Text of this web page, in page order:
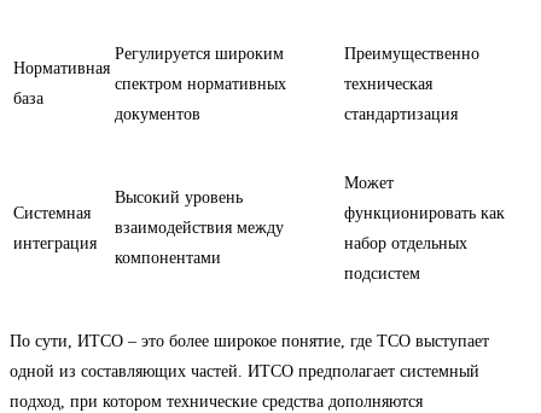
Нормативная
база
Регулируется широким
спектром нормативных
документов
Преимущественно
техническая
стандартизация
Системная
интеграция
Высокий уровень
взаимодействия между
компонентами
Может
функционировать как
набор отдельных
подсистем
По сути, ИТСО – это более широкое понятие, где ТСО выступает
одной из составляющих частей. ИТСО предполагает системный
подход, при котором технические средства дополняются